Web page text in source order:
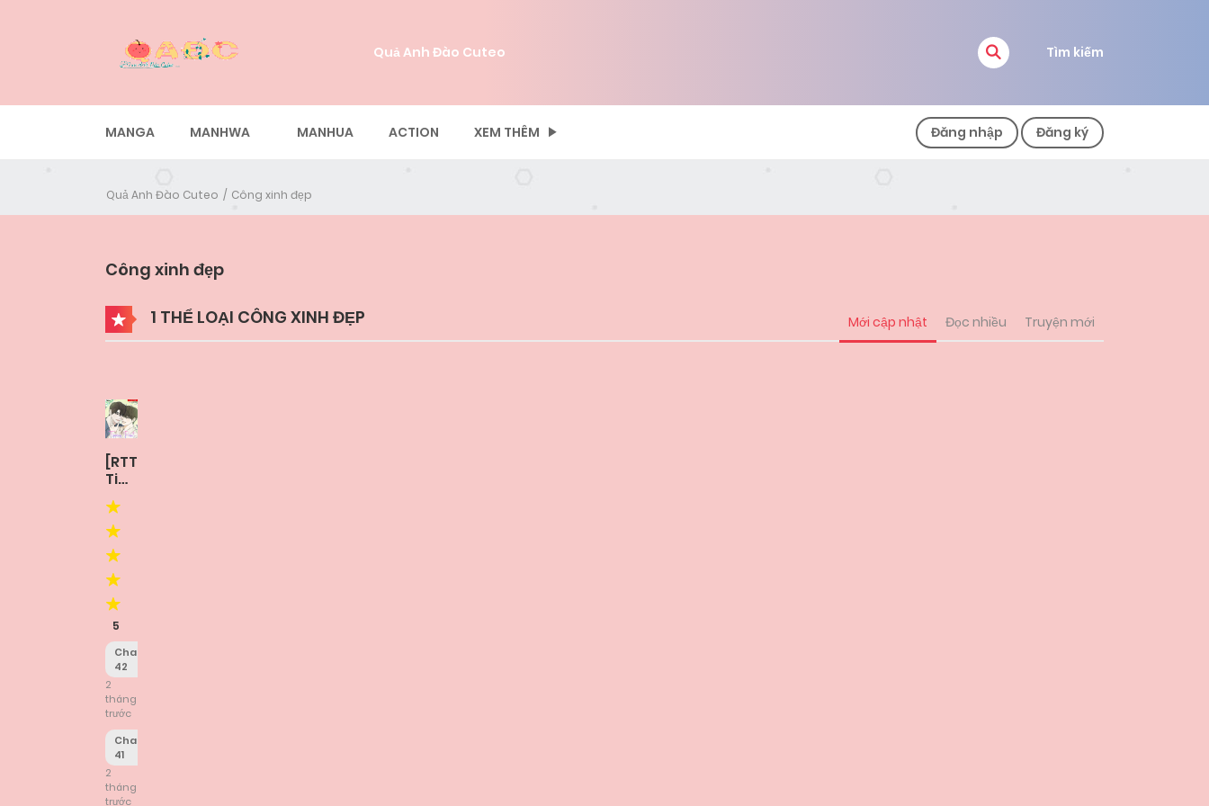
Quả Anh Đào Cuteo Tìm kiếm
MANGA MANHWA MANHUA ACTION XEM THÊM Đăng nhập Đăng ký
Quả Anh Đào Cuteo Công xinh đẹp
Công xinh đẹp
1 THỂ LOẠI CÔNG XINH ĐẸP Mới cập nhật Đọc nhiều Truyện mới
[RTT]
Tipping
Point
5
Chapter
42
2
tháng
trước
Chapter
41
2
tháng
trước